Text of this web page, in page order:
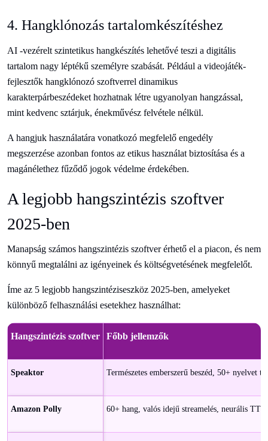
4. Hangklónozás tartalomkészítéshez
AI -vezérelt szintetikus hangkészítés lehetővé teszi a digitális
tartalom nagy léptékű személyre szabását. Például a videojáték-
fejlesztők hangklónozó szoftverrel dinamikus
karakterpárbeszédeket hozhatnak létre ugyanolyan hangzással,
mint kedvenc sztárjuk, énekművész felvétele nélkül.
A hangjuk használatára vonatkozó megfelelő engedély
megszerzése azonban fontos az etikus használat biztosítása és a
magánélethez fűződő jogok védelme érdekében.
A legjobb hangszintézis szoftver
2025-ben
Manapság számos hangszintézis szoftver érhető el a piacon, és nem
könnyű megtalálni az igényeinek és költségvetésének megfelelőt.
Íme az 5 legjobb hangszintéziseszköz 2025-ben, amelyeket
különböző felhasználási esetekhez használhat:
Hangszintézis szoftver Főbb jellemzők
Speaktor Természetes emberszerű beszéd, 50+ nyelvet
Amazon Polly 60+ hang, valós idejű streamelés, neurális TTS